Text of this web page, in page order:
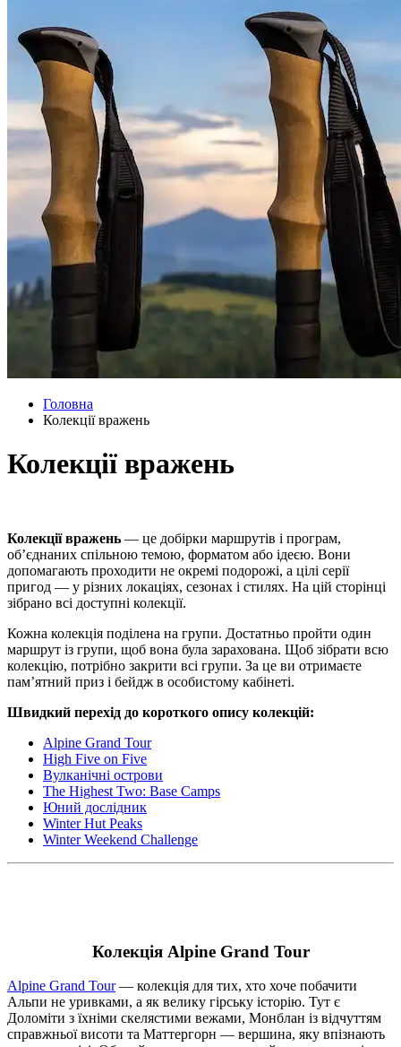
Головна
Колекції вражень
Колекції вражень
Колекції вражень — це добірки маршрутів і програм,
об’єднаних спільною темою, форматом або ідеєю. Вони
допомагають проходити не окремі подорожі, а цілі серії
пригод — у різних локаціях, сезонах і стилях. На цій сторінці
зібрано всі доступні колекції.
Кожна колекція поділена на групи. Достатньо пройти один
маршрут із групи, щоб вона була зарахована. Щоб зібрати всю
колекцію, потрібно закрити всі групи. За це ви отримаєте
пам’ятний приз і бейдж в особистому кабінеті.
Швидкий перехід до короткого опису колекцій:
Alpine Grand Tour
High Five on Five
Вулканічні острови
The Highest Two: Base Camps
Юний дослідник
Winter Hut Peaks
Winter Weekend Challenge
Колекція Alpine Grand Tour
Alpine Grand Tour— колекція для тих, хто хоче побачити
Альпи не уривками, а як велику гірську історію. Тут є
Доломіти з їхніми скелястими вежами, Монблан із відчуттям
справжньої висоти та Маттергорн — вершина, яку впізнають